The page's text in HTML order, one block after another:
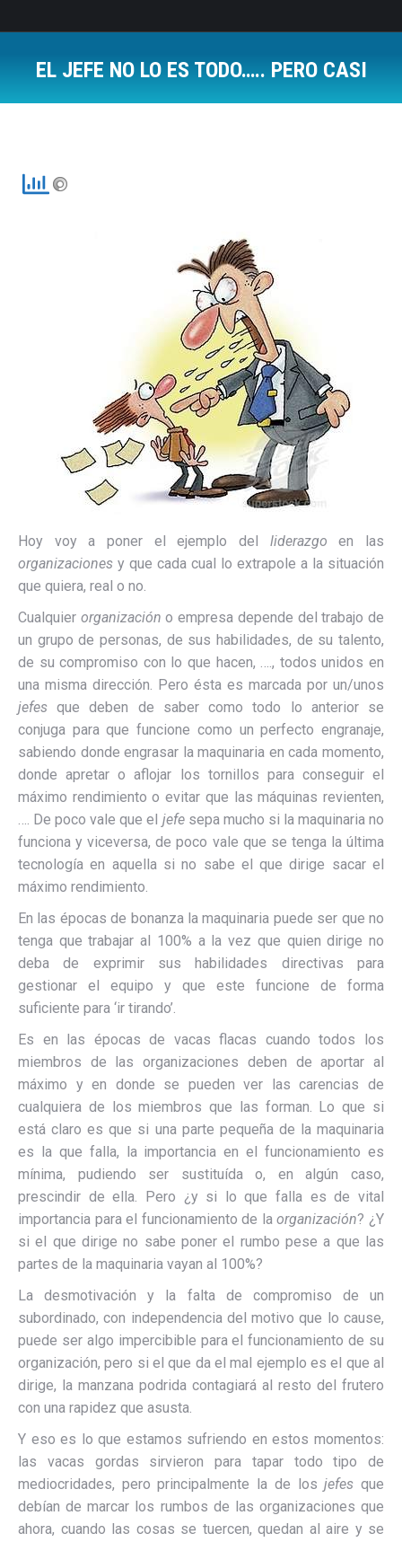
EL JEFE NO LO ES TODO….. PERO CASI
Hoy voy a poner el ejemplo del liderazgo en las
organizaciones y que cada cual lo extrapole a la situación
que quiera, real o no.
Cualquier organización o empresa depende del trabajo de
un grupo de personas, de sus habilidades, de su talento,
de su compromiso con lo que hacen, …., todos unidos en
una misma dirección. Pero ésta es marcada por un/unos
jefes que deben de saber como todo lo anterior se
conjuga para que funcione como un perfecto engranaje,
sabiendo donde engrasar la maquinaria en cada momento,
donde apretar o aflojar los tornillos para conseguir el
máximo rendimiento o evitar que las máquinas revienten,
…. De poco vale que el jefesepa mucho si la maquinaria no
funciona y viceversa, de poco vale que se tenga la última
tecnología en aquella si no sabe el que dirige sacar el
máximo rendimiento.
En las épocas de bonanza la maquinaria puede ser que no
tenga que trabajar al 100% a la vez que quien dirige no
deba de exprimir sus habilidades directivas para
gestionar el equipo y que este funcione de forma
suficiente para ‘ir tirando’.
Es en las épocas de vacas flacas cuando todos los
miembros de las organizaciones deben de aportar al
máximo y en donde se pueden ver las carencias de
cualquiera de los miembros que las forman. Lo que si
está claro es que si una parte pequeña de la maquinaria
es la que falla, la importancia en el funcionamiento es
mínima, pudiendo ser sustituída o, en algún caso,
prescindir de ella. Pero ¿y si lo que falla es de vital
importancia para el funcionamiento de laorganización? ¿Y
si el que dirige no sabe poner el rumbo pese a que las
partes de la maquinaria vayan al 100%?
La desmotivación y la falta de compromiso de un
subordinado, con independencia del motivo que lo cause,
puede ser algo impercibible para el funcionamiento de su
organización, pero si el que da el mal ejemplo es el que al
dirige, la manzana podrida contagiará al resto del frutero
con una rapidez que asusta.
Y eso es lo que estamos sufriendo en estos momentos:
las vacas gordas sirvieron para tapar todo tipo de
mediocridades, pero principalmente la de losjefes que
debían de marcar los rumbos de las organizaciones que
ahora, cuando las cosas se tuercen, quedan al aire y se